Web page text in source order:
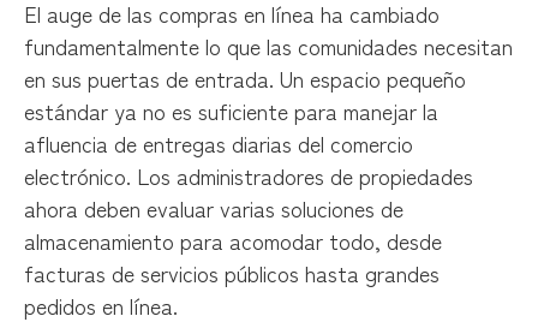
El auge de las compras en línea ha cambiado
fundamentalmente lo que las comunidades necesitan
en sus puertas de entrada. Un espacio pequeño
estándar ya no es suficiente para manejar la
afluencia de entregas diarias del comercio
electrónico. Los administradores de propiedades
ahora deben evaluar varias soluciones de
almacenamiento para acomodar todo, desde
facturas de servicios públicos hasta grandes
pedidos en línea.